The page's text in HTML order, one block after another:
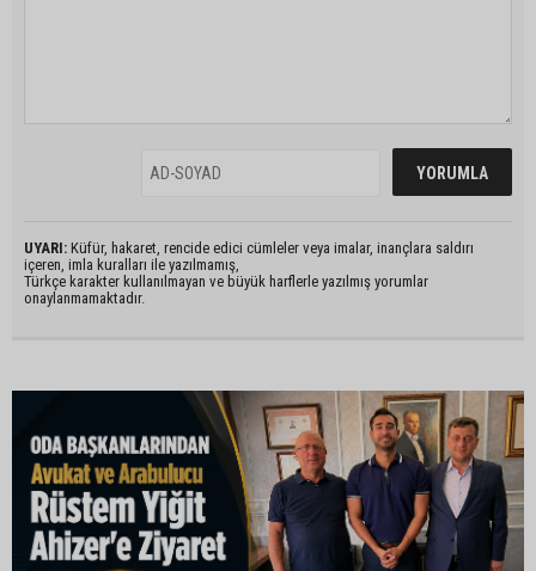
UYARI: Küfür, hakaret, rencide edici cümleler veya imalar, inançlara saldırı
içeren, imla kuralları ile yazılmamış,
Türkçe karakter kullanılmayan ve büyük harflerle yazılmış yorumlar
onaylanmamaktadır.